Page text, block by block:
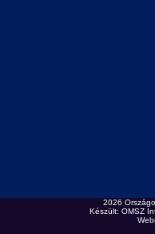
2026
Készült: OMSZ